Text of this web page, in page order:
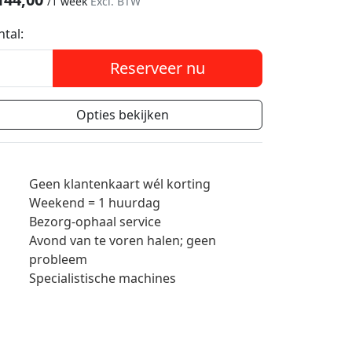
Reserveer nu
Opties bekijken
Geen klantenkaart wél korting
Weekend = 1 huurdag
Bezorg-ophaal service
Avond van te voren halen; geen
probleem
Specialistische machines